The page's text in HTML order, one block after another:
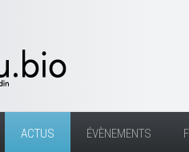
ACTUS ÉVÈNEMENTS